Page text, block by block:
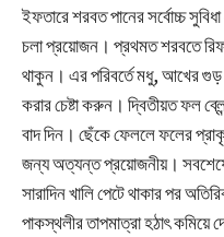
ইফতারে শরবত পানের সর্বোচ্চ
চলা প্রয়োজন। প্রথমত শরবতে
থাকুন। এর পরিবর্তে মধু, আখের গুড়
করার চেষ্টা করুন। দ্বিতীয়ত ফল
বাদ দিন। ছেঁকে ফেললে ফলের
জন্য অত্যন্ত প্রয়োজনীয়। সবশেষে
সারাদিন খালি পেটে থাকার পর
পাকস্থলীর তাপমাত্রা হঠাৎ কমিয়ে